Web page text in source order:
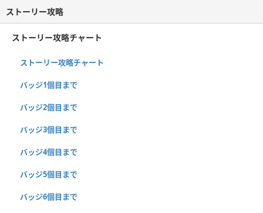
ストーリー攻略
ストーリー攻略チャート
ストーリー攻略チャート
バッジ1個目まで
バッジ2個目まで
バッジ3個目まで
バッジ4個目まで
バッジ5個目まで
バッジ6個目まで